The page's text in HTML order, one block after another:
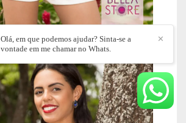
✕
Olá, em que podemos ajudar? Sinta-se a
vontade em me chamar no Whats.